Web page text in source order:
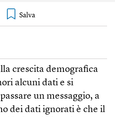
crescita demografica
alcuni dati e si
un messaggio, a
dei dati ignorati è che il